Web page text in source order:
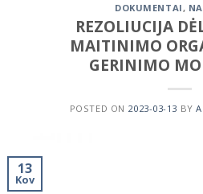
DOKUMENTAI ,
REZOLIUCIJA
MAITINIMO
GERINIMO
POSTED ON 2023-03-13 BY
13
Kov